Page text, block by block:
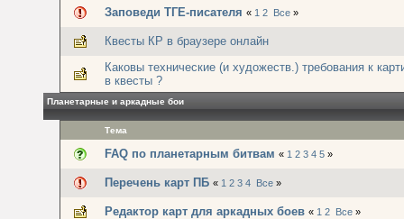
Заповеди ТГЕ-писателя « 1 2 Все »
Квесты КР в браузере онлайн
Каковы технические (и художеств.) требования к
в квесты ?
Планетарные и аркадные бои
Тема
FAQ по планетарным битвам « 1 2 3 4 5 »
Перечень карт ПБ « 1 2 3 4 Все »
Редактор карт для аркадных боев « 1 2 Все »